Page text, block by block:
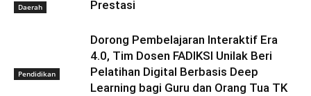
Daerah
Prestasi
Pendidikan
Dorong Pembelajaran Interaktif Era
4.0, Tim Dosen FADIKSI Unilak Beri
Pelatihan Digital Berbasis Deep
Learning bagi Guru dan Orang Tua TK